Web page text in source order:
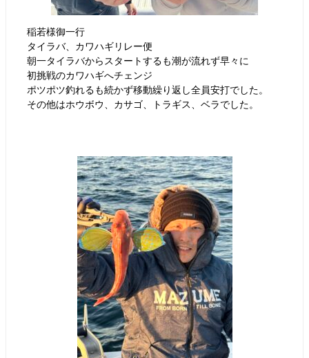
稲若様御一行
タイラバ、カワハギリレー便
朝一タイラバからスタートするも潮が流れず早々に
初挑戦のカワハギへチェンジ
ポツポツ釣れるも続かず移動繰り返し全員安打でした。
その他はホウボウ、カサゴ、トラギス、ベラでした。